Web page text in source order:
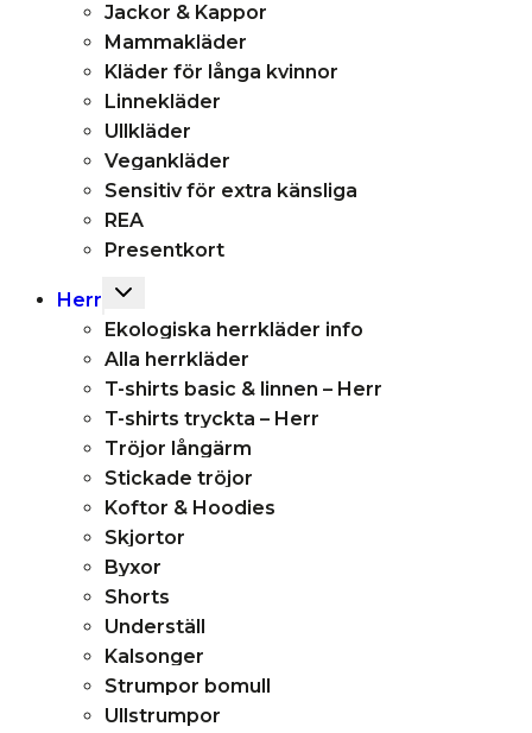
Jackor & Kappor
Mammakläder
Kläder för långa kvinnor
Linnekläder
Ullkläder
Vegankläder
Sensitiv för extra känsliga
REA
Presentkort
Herr
Toggle
menu
Ekologiska herrkläder info
Alla herrkläder
T-shirts basic & linnen – Herr
T-shirts tryckta – Herr
Tröjor långärm
Stickade tröjor
Koftor & Hoodies
Skjortor
Byxor
Shorts
Underställ
Kalsonger
Strumpor bomull
Ullstrumpor